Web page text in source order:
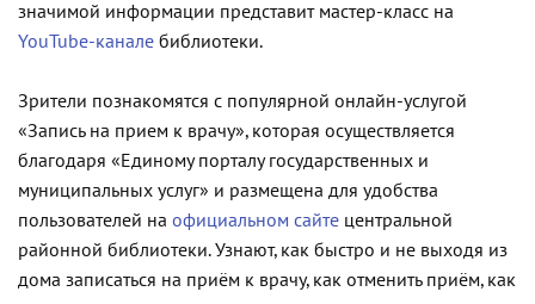
значимой информации представит мастер-класс на
YouTube-канале библиотеки.
Зрители познакомятся с популярной онлайн-услугой
«Запись на прием к врачу», которая осуществляется
благодаря «Единому порталу государственных и
муниципальных услуг» и размещена для удобства
пользователей на официальном сайте центральной
районной библиотеки. Узнают, как быстро и не выходя из
дома записаться на приём к врачу, как отменить приём, как